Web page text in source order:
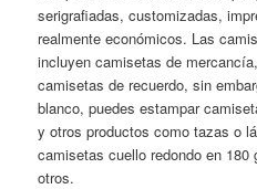
serigrafiadas, customizadas,
realmente económicos. Las
incluyen camisetas de
camisetas de recuerdo, sin
blanco, puedes estampar
y otros productos como tazas o
camisetas cuello redondo en 180
otros.